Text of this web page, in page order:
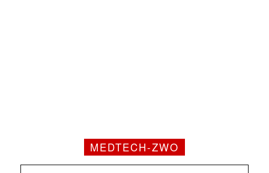
MEDTECH-ZWO